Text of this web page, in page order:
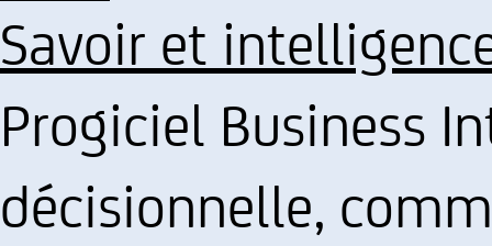
Savoir et
Progiciel Business
décisionnelle,